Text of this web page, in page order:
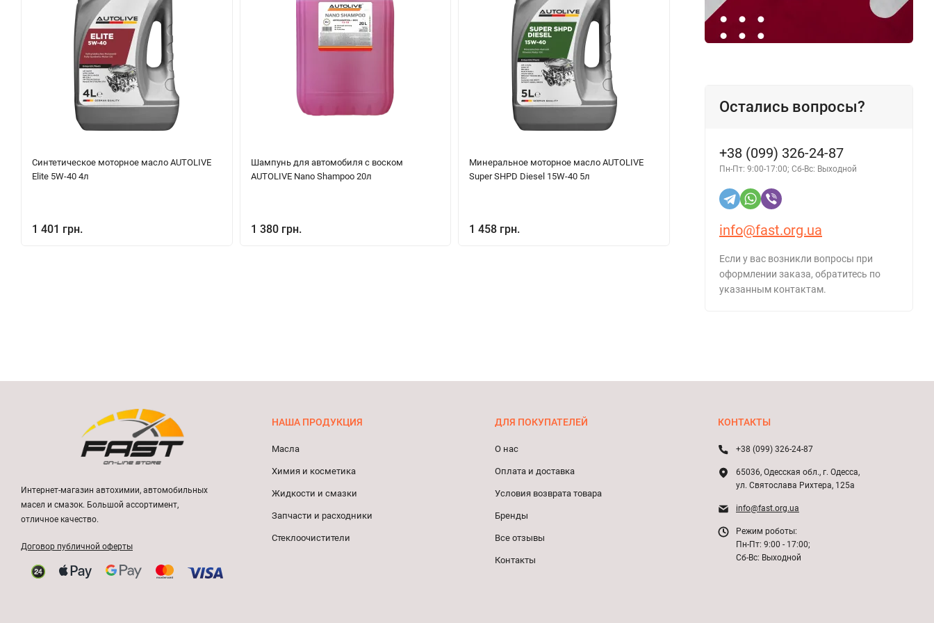
Синтетическое моторное масло AUTOLIVE
Elite 5W-40 4л
1 401 грн.
Шампунь для автомобиля с воском
AUTOLIVE Nano Shampoo 20л
1 380 грн.
Минеральное моторное масло AUTOLIVE
Super SHPD Diesel 15W-40 5л
1 458 грн.
Моторное масло полусинтетическое Total
Quartz 7000 Diesel 10W-40 4 л
1 441 грн.
Остались вопросы?
+38 (099) 326-24-87
Пн-Пт: 9:00-17:00; Сб-Вс: Выходной
info@fast.org.ua
Если у вас возникли вопросы при
оформлении заказа, обратитесь по
указанным контактам.
Интернет-магазин автохимии, автомобильных
масел и смазок. Большой ассортимент,
отличное качество.
Договор публичной оферты
НАША ПРОДУКЦИЯ
Масла
Химия и косметика
Жидкости и смазки
Запчасти и расходники
Стеклоочистители
ДЛЯ ПОКУПАТЕЛЕЙ
О нас
Оплата и доставка
Условия возврата товара
Бренды
Все отзывы
Контакты
КОНТАКТЫ
+38 (099) 326-24-87
65036, Одесская обл., г. Одесса,
ул. Святослава Рихтера, 125а
info@fast.org.ua
Режим роботы:
Пн-Пт: 9:00 - 17:00;
Сб-Вс: Выходной